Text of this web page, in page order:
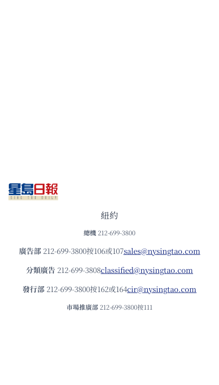
紐約
總機 212-699-3800
廣告部212-699-3800按106或107sales@nysingtao.com
分類廣告 212-699-3808classified@nysingtao.com
發⾏部 212-699-3800按162或164cir@nysingtao.com
市場推廣部 212-699-3800按111